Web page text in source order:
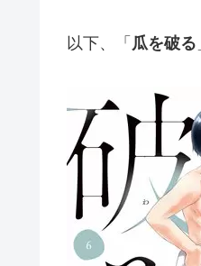
以下、「 瓜を破る